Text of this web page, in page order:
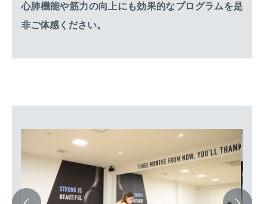
心肺機能や筋力の向上にも効果的なプログラムを是
非ご体感ください。